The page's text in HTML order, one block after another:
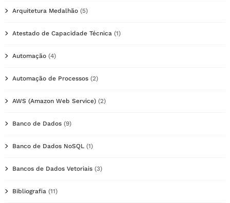
Arquitetura Medalhão (5)
Atestado de Capacidade Técnica (1)
Automação (4)
Automação de Processos (2)
AWS (Amazon Web Service) (2)
Banco de Dados (9)
Banco de Dados NoSQL (1)
Bancos de Dados Vetoriais (3)
Bibliografia (11)